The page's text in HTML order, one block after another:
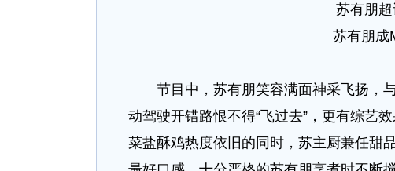
苏有朋
苏有朋成
节目中，苏有朋笑容满面神采飞扬，与
动驾驶开错路恨不得“飞过去”，更有综艺
菜盐酥鸡热度依旧的同时，苏主厨兼任甜